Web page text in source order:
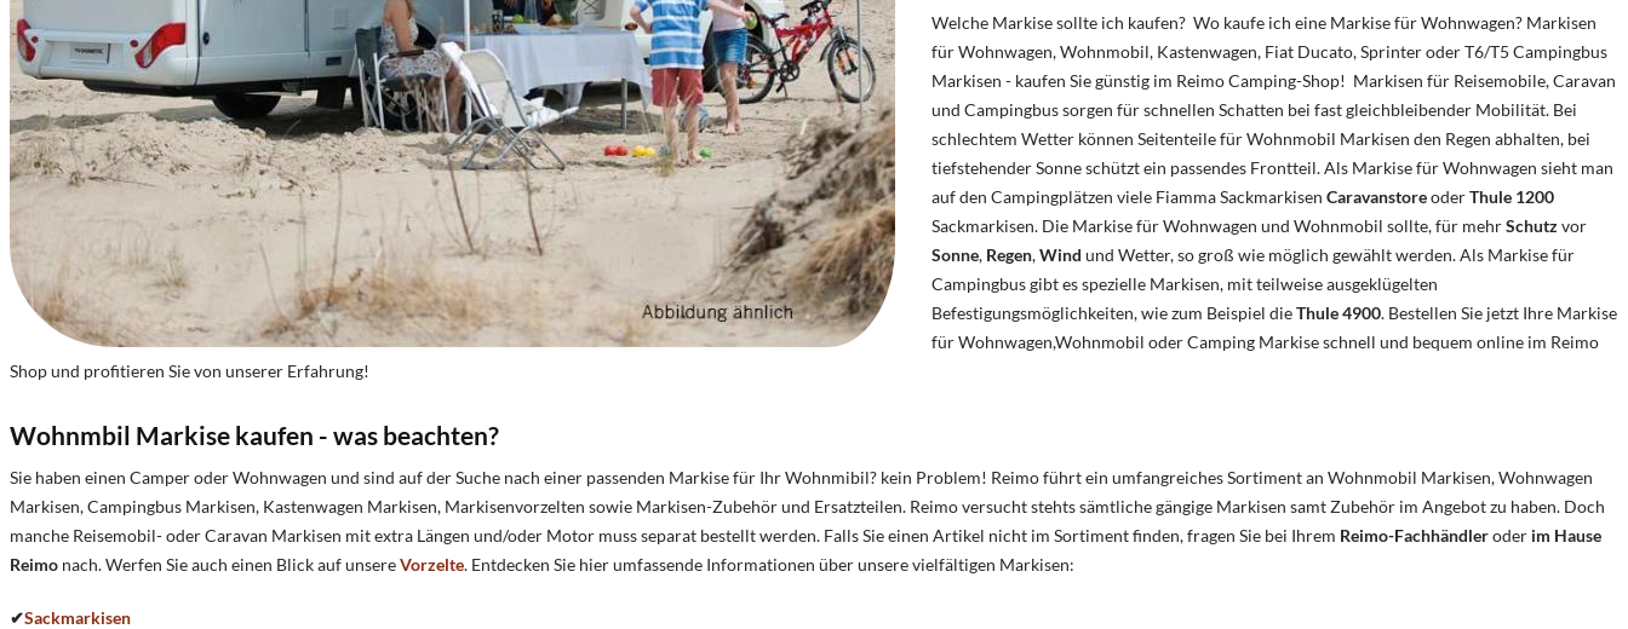
Welche Markise sollte ich kaufen? Wo kaufe ich eine Markise für Wohnwagen? Markisen
für Wohnwagen, Wohnmobil, Kastenwagen, Fiat Ducato, Sprinter oder T6/T5 Campingbus
Markisen - kaufen Sie günstig im Reimo Camping-Shop! Markisen für Reisemobile, Caravan
und Campingbus sorgen für schnellen Schatten bei fast gleichbleibender Mobilität. Bei
schlechtem Wetter können Seitenteile für Wohnmobil Markisen den Regen abhalten, bei
tiefstehender Sonne schützt ein passendes Frontteil. Als Markise für Wohnwagen sieht man
auf den Campingplätzen viele Fiamma Sackmarkisen CaravanstoreoderThule 1200
Sackmarkisen. Die Markise für Wohnwagen und Wohnmobil sollte, für mehrSchutzvor
Sonne, Regen,Wind und Wetter, so groß wie möglich gewählt werden. Als Markise für
Campingbus gibt es spezielle Markisen, mit teilweise ausgeklügelten
Befestigungsmöglichkeiten, wie zum Beispiel dieThule 4900. Bestellen Sie jetzt Ihre Markise
für Wohnwagen,Wohnmobil oder Camping Markise schnell und bequem online im Reimo
Shop und profitieren Sie von unserer Erfahrung!
Wohnmbil Markise kaufen - was beachten?
Sie haben einen Camper oder Wohnwagen und sind auf der Suche nach einer passenden Markise für Ihr Wohnmibil? kein Problem! Reimo führt ein umfangreiches Sortiment an Wohnmobil Markisen, Wohnwagen
Markisen, Campingbus Markisen, Kastenwagen Markisen, Markisenvorzelten sowie Markisen-Zubehör und Ersatzteilen. Reimo versucht stehts sämtliche gängige Markisen samt Zubehör im Angebot zu haben. Doch
manche Reisemobil- oder Caravan Markisen mit extra Längen und/oder Motor muss separat bestellt werden. Falls Sie einen Artikel nicht im Sortiment finden, fragen Sie bei Ihrem Reimo-Fachhändleroder im Hause
Reimo nach. Werfen Sie auch einen Blick auf unsereVorzelte. Entdecken Sie hier umfassende Informationen über unsere vielfältigen Markisen:
✔Sackmarkisen